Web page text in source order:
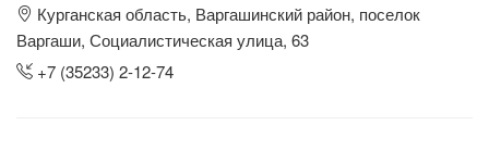
Курганская область, Варгашинский район, поселок
Варгаши, Социалистическая улица, 63
+7 (35233) 2-12-74